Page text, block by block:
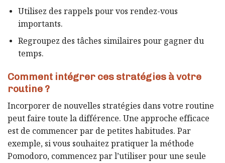
Utilisez des rappels pour vos rendez-vous
importants.
Regroupez des tâches similaires pour gagner du
temps.
Comment intégrer ces stratégies à votre
routine ?
Incorporer de nouvelles stratégies dans votre routine
peut faire toute la différence. Une approche efficace
est de commencer par de petites habitudes. Par
exemple, si vous souhaitez pratiquer la méthode
Pomodoro, commencez par l’utiliser pour une seule